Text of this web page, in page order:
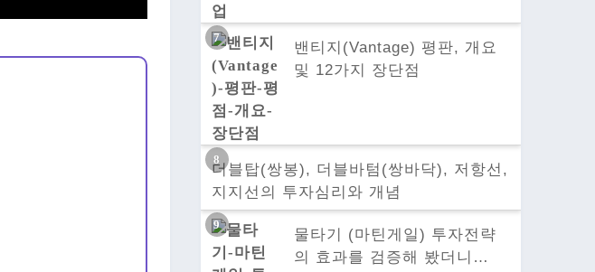
밴티지(Vantage) 평판, 개요
및 12가지 장단점
더블탑(쌍봉), 더블바텀(쌍바닥), 저항선,
지지선의 투자심리와 개념
물타기 (마틴게일) 투자전략
의 효과를 검증해 봤더니…